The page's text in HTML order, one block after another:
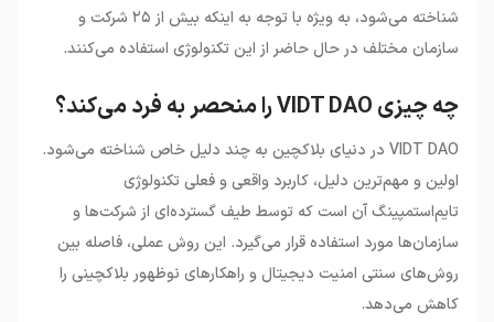
شناخته می‌شود، به ویژه با توجه به اینکه بیش از ۲۵ شرکت و
سازمان مختلف در حال حاضر از این تکنولوژی استفاده می‌کنند.
چه چیزی VIDT DAO را منحصر به فرد می‌کند؟
VIDT DAO در دنیای بلاکچین به چند دلیل خاص شناخته می‌شود.
اولین و مهم‌ترین دلیل، کاربرد واقعی و فعلی تکنولوژی
تایم‌استمپینگ آن است که توسط طیف گسترده‌ای از شرکت‌ها و
سازمان‌ها مورد استفاده قرار می‌گیرد. این روش عملی، فاصله بین
روش‌های سنتی امنیت دیجیتال و راهکارهای نوظهور بلاکچینی را
کاهش می‌دهد.